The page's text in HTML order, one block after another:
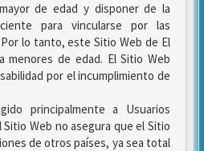
de edad y disponer de la
para vincularse por las
lo tanto, este Sitio Web de El
menores de edad. El Sitio Web
por el incumplimiento de
principalmente a Usuarios
Web no asegura que el Sitio
de otros países, ya sea total